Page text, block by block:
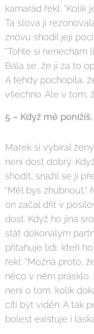
kamarád řekl: "Kolik
Ta slova jí
znovu shodil její
"Tohle si nenechám
Bála se, že ji za to
A tehdy pochopila,
všechno. Ale v tom,
5 – Když mě
Marek si vybíral
není dost dobrý.
shodit, snažil se ji
"Měl bys zhubnout,"
on začal dřít v
dost. Když ho jiná
stát dokonalým
přitahuje lidi, kteří
řekl: "Možná proto,
něco v něm
není o tom, kolik
cítí být viděn. A tak
bolest existuje i